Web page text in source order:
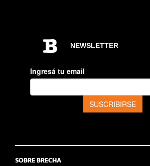
SOBRE BRECHA